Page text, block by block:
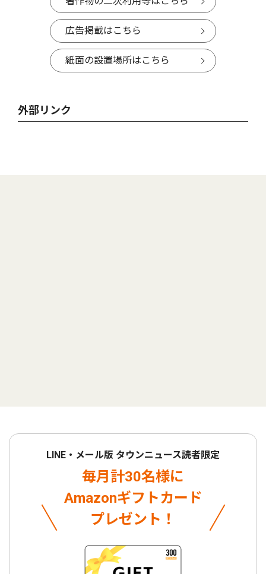
広告掲載はこちら
紙面の設置場所はこちら
外部リンク
LINE・メール版 タウンニュース読者限定
毎月計30名様に
Amazonギフトカード
プレゼント！